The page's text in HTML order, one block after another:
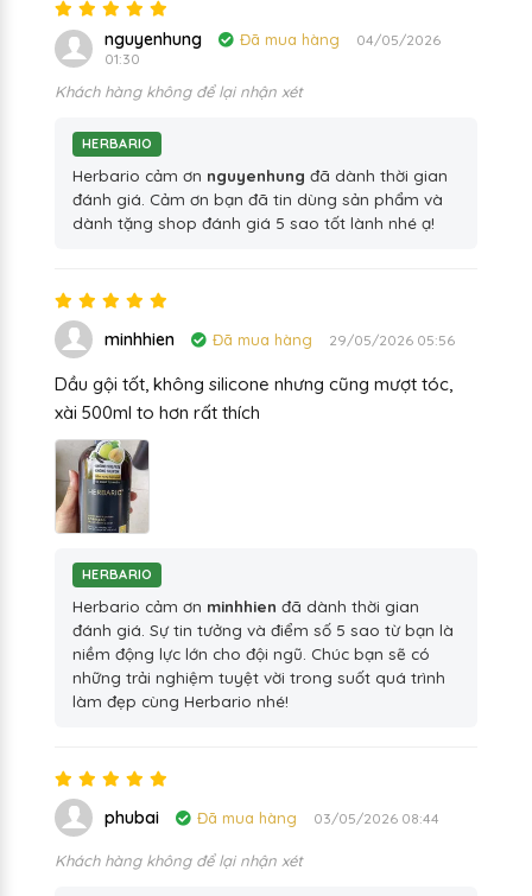
nguyenhung Đã mua hàng
04/05/2026
01:30
Khách hàng không để lại nhận xét
HERBARIO
Herbario cảm ơn nguyenhung đã dành thời gian
đánh giá. Cảm ơn bạn đã tin dùng sản phẩm và
dành tặng shop đánh giá 5 sao tốt lành nhé ạ!
minhhien Đã mua hàng 29/05/2026 05:56
Dầu gội tốt, không silicone nhưng cũng mượt tóc,
xài 500ml to hơn rất thích
HERBARIO
Herbario cảm ơn minhhien đã dành thời gian
đánh giá. Sự tin tưởng và điểm số 5 sao từ bạn là
niềm động lực lớn cho đội ngũ. Chúc bạn sẽ có
những trải nghiệm tuyệt vời trong suốt quá trình
làm đẹp cùng Herbario nhé!
phubai Đã mua hàng 03/05/2026 08:44
Khách hàng không để lại nhận xét